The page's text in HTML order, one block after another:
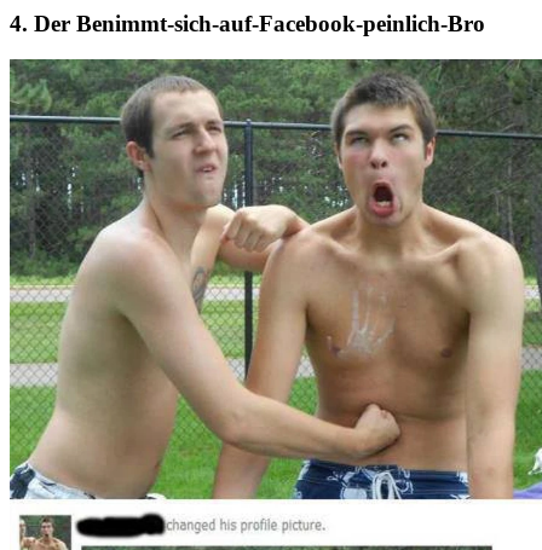
4. Der Benimmt-sich-auf-Facebook-peinlich-Bro